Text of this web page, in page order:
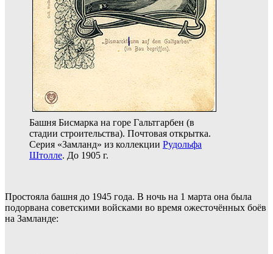
Башня Бисмарка на горе Гальтгарбен (в
стадии строительства). Почтовая открытка.
Серия «Замланд» из коллекции Рудольфа
Штолле. До 1905 г.
Простояла башня до 1945 года. В ночь на 1 марта она была
подорвана советскими войсками во время ожесточённых боёв
на Замланде: